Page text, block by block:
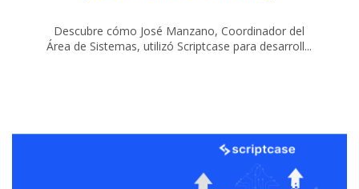
Descubre cómo José Manzano, Coordinador del
Área de Sistemas, utilizó Scriptcase para desarroll...